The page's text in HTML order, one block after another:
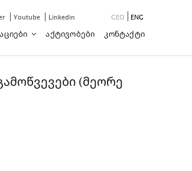
Youtube Linkedin GEO ENG
Აქტივობები Კონტაქტი
(მეორე